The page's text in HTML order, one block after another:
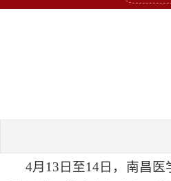
4月13日至14日，南昌